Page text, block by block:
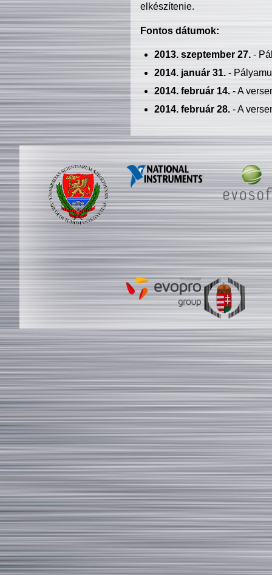
elkészítenie.
Fontos dátumok:
2013. szeptember 27.-
2014. január 31.-
2014. február 14.- A
2014. február 28.- A